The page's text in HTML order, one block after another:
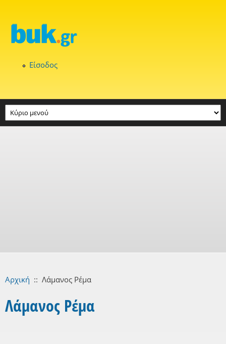
Είσοδος
Αρχική :: Λάμανος Ρέμα
Λάμανος Ρέμα